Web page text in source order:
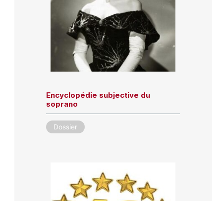
Encyclopédie subjective du
soprano
Dossier